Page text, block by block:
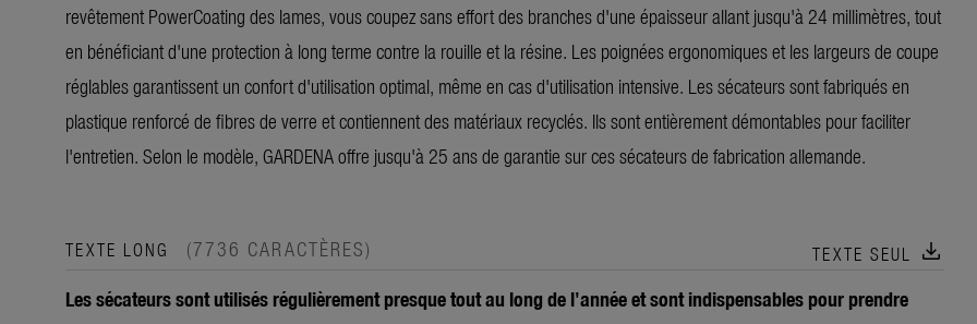
revêtement PowerCoating des lames, vous coupez sans effort des branches d'une épaisseur allant jusqu'à 24 millimètres, tout
en bénéficiant d'une protection à long terme contre la rouille et la résine. Les poignées ergonomiques et les largeurs de coupe
réglables garantissent un confort d'utilisation optimal, même en cas d'utilisation intensive. Les sécateurs sont fabriqués en
plastique renforcé de fibres de verre et contiennent des matériaux recyclés. Ils sont entièrement démontables pour faciliter
l'entretien. Selon le modèle, GARDENA offre jusqu'à 25 ans de garantie sur ces sécateurs de fabrication allemande.
TEXTE LONG (7736 CARACTÈRES) TEXTE SEUL download
Les sécateurs sont utilisés régulièrement presque tout au long de l'année et sont indispensables pour prendre